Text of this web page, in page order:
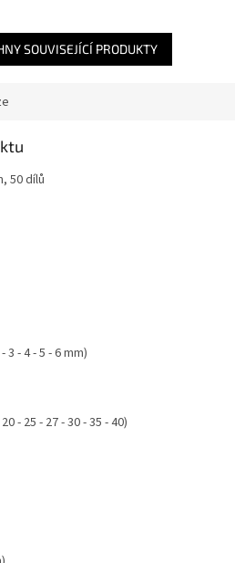
SOUVISEJÍCÍ PRODUKTY
50 dílů
- 4 - 5 - 6 mm)
- 25 - 27 - 30 - 35 - 40)